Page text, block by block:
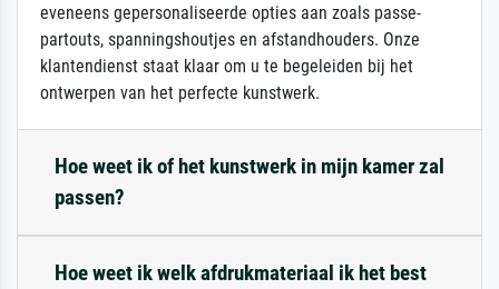
eveneens gepersonaliseerde opties aan zoals passe-
partouts, spanningshoutjes en afstandhouders. Onze
klantendienst staat klaar om u te begeleiden bij het
ontwerpen van het perfecte kunstwerk.
Hoe weet ik of het kunstwerk in mijn kamer zal
passen?
Hoe weet ik welk afdrukmateriaal ik het best